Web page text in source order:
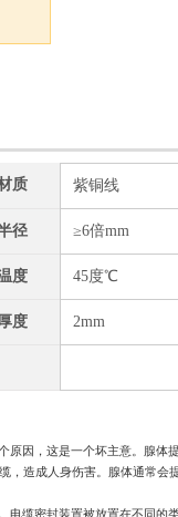
质 紫铜线
径 ≥6倍mm
度 45度℃
度 2mm
原因，这是一个坏主意。腺体
，造成人身伤害。腺体通常会
电缆密封装置被放置在不同的